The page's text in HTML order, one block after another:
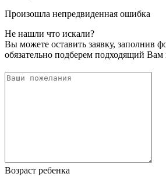
Произошла непредвиденная ошибка
Не нашли что искали?
Вы можете оставить заявку, заполнив
обязательно подберем подходящий Вам
Возраст ребенка